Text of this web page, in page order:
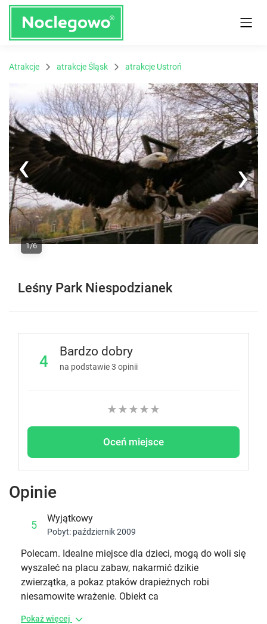
Atrakcje atrakcje Śląsk atrakcje Ustroń
Next
1/6
Leśny Park Niespodzianek
4
Bardzo dobry
na podstawie3 opinii
★
★
★
★
★
Oceń miejsce
Opinie
5 Wyjątkowy
Pobyt: październik 2009
Polecam. Idealne miejsce dla dzieci, mogą do woli się
wyszaleć na placu zabaw, nakarmić dzikie
zwierzątka, a pokaz ptaków drapieżnych robi
niesamowite wrażenie. Obiekt ca
Pokaż więcej